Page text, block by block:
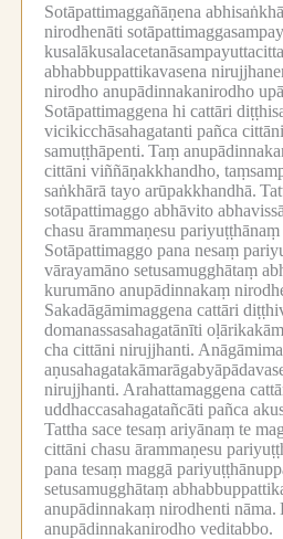
Sotāpattimaggañāṇena
nirodhenāti
abhabbuppattikavasena
nirodho anupādinnakanirodho
Sotāpattimaggena hi cattāri
vicikicchāsahagatanti pañca
samuṭṭhāpenti. Taṃ
cittāni viññāṇakkhandho,
saṅkhārā tayo arūpakkhandhā.
sotāpattimaggo abhāvito
chasu ārammaṇesu
Sotāpattimaggo pana nesaṃ
vārayamāno setusamugghātaṃ
kurumāno anupādinnakaṃ
Sakadāgāmimaggena cattāri
domanassasahagatānīti
cha cittāni nirujjhanti.
nirujjhanti. Arahattamaggena
uddhaccasahagatañcāti pañca
Tattha sace tesaṃ ariyānaṃ te
cittāni chasu ārammaṇesu
pana tesaṃ maggā
setusamugghātaṃ
anupādinnakaṃ nirodhenti nāma.
anupādinnakanirodho veditabbo.